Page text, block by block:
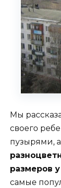
Мы
своего
пузырями,
размеров
самые